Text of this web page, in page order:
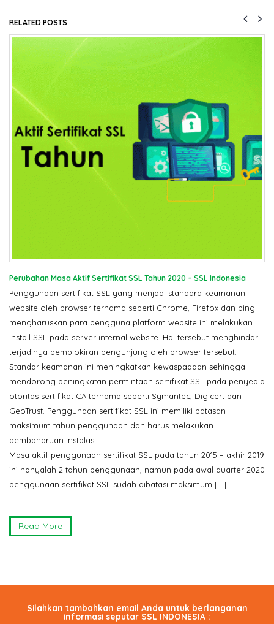
RELATED POSTS
Perubahan Masa Aktif Sertifikat SSL Tahun 2020 – SSL Indonesia
Penggunaan sertifikat SSL yang menjadi standard keamanan
website oleh browser ternama seperti Chrome, Firefox dan bing
mengharuskan para pengguna platform website ini melakukan
install SSL pada server internal website. Hal tersebut menghindari
terjadinya pemblokiran pengunjung oleh browser tersebut.
Standar keamanan ini meningkatkan kewaspadaan sehingga
mendorong peningkatan permintaan sertifikat SSL pada penyedia
otoritas sertifikat CA ternama seperti Symantec, Digicert dan
GeoTrust. Penggunaan sertifikat SSL ini memiliki batasan
maksimum tahun penggunaan dan harus melakukan
pembaharuan instalasi.
Masa aktif penggunaan sertifikat SSL pada tahun 2015 – akhir 2019
ini hanyalah 2 tahun penggunaan, namun pada awal quarter 2020
penggunaan sertifikat SSL sudah dibatasi maksimum […]
Read More
Silahkan tambahkan email Anda untuk berlanganan
informasi seputar SSL INDONESIA :